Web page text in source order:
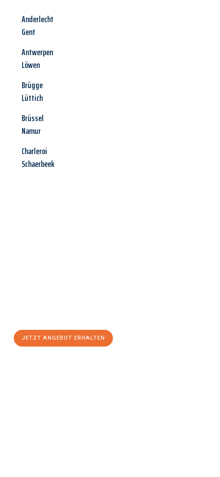
Anderlecht
Gent
Antwerpen
Löwen
Brügge
Lüttich
Brüssel
Namur
Charleroi
Schaerbeek
JETZT ANGEBOT ERHALTEN